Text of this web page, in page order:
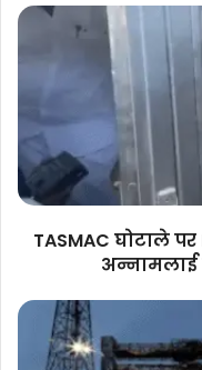
TASMAC
विरोध,
तमिलनाडु
अध्यक्ष
अन्नामलाई
TASMAC घोटाले
ISRO
चंद्रयान-5